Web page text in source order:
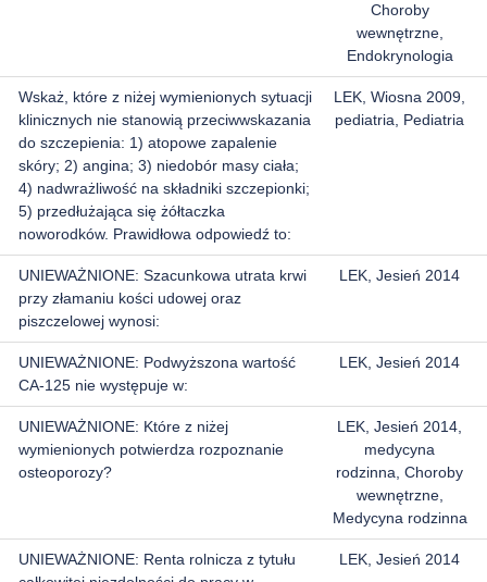
Choroby
wewnętrzne,
Endokrynologia
Wskaż, które z niżej wymienionych sytuacji
klinicznych nie stanowią przeciwwskazania
do szczepienia: 1) atopowe zapalenie
skóry; 2) angina; 3) niedobór masy ciała;
4) nadwrażliwość na składniki szczepionki;
5) przedłużająca się żółtaczka
noworodków. Prawidłowa odpowiedź to:
LEK, Wiosna 2009,
pediatria, Pediatria
UNIEWAŻNIONE: Szacunkowa utrata krwi
przy złamaniu kości udowej oraz
piszczelowej wynosi:
LEK, Jesień 2014
UNIEWAŻNIONE: Podwyższona wartość
CA-125 nie występuje w:
LEK, Jesień 2014
UNIEWAŻNIONE: Które z niżej
wymienionych potwierdza rozpoznanie
osteoporozy?
LEK, Jesień 2014,
medycyna
rodzinna, Choroby
wewnętrzne,
Medycyna rodzinna
UNIEWAŻNIONE: Renta rolnicza z tytułu
LEK, Jesień 2014